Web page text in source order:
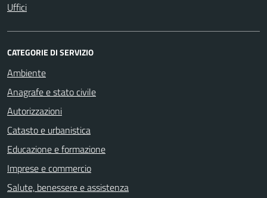
Uffici
CATEGORIE DI SERVIZIO
Ambiente
Anagrafe e stato civile
Autorizzazioni
Catasto e urbanistica
Educazione e formazione
Imprese e commercio
Salute, benessere e assistenza